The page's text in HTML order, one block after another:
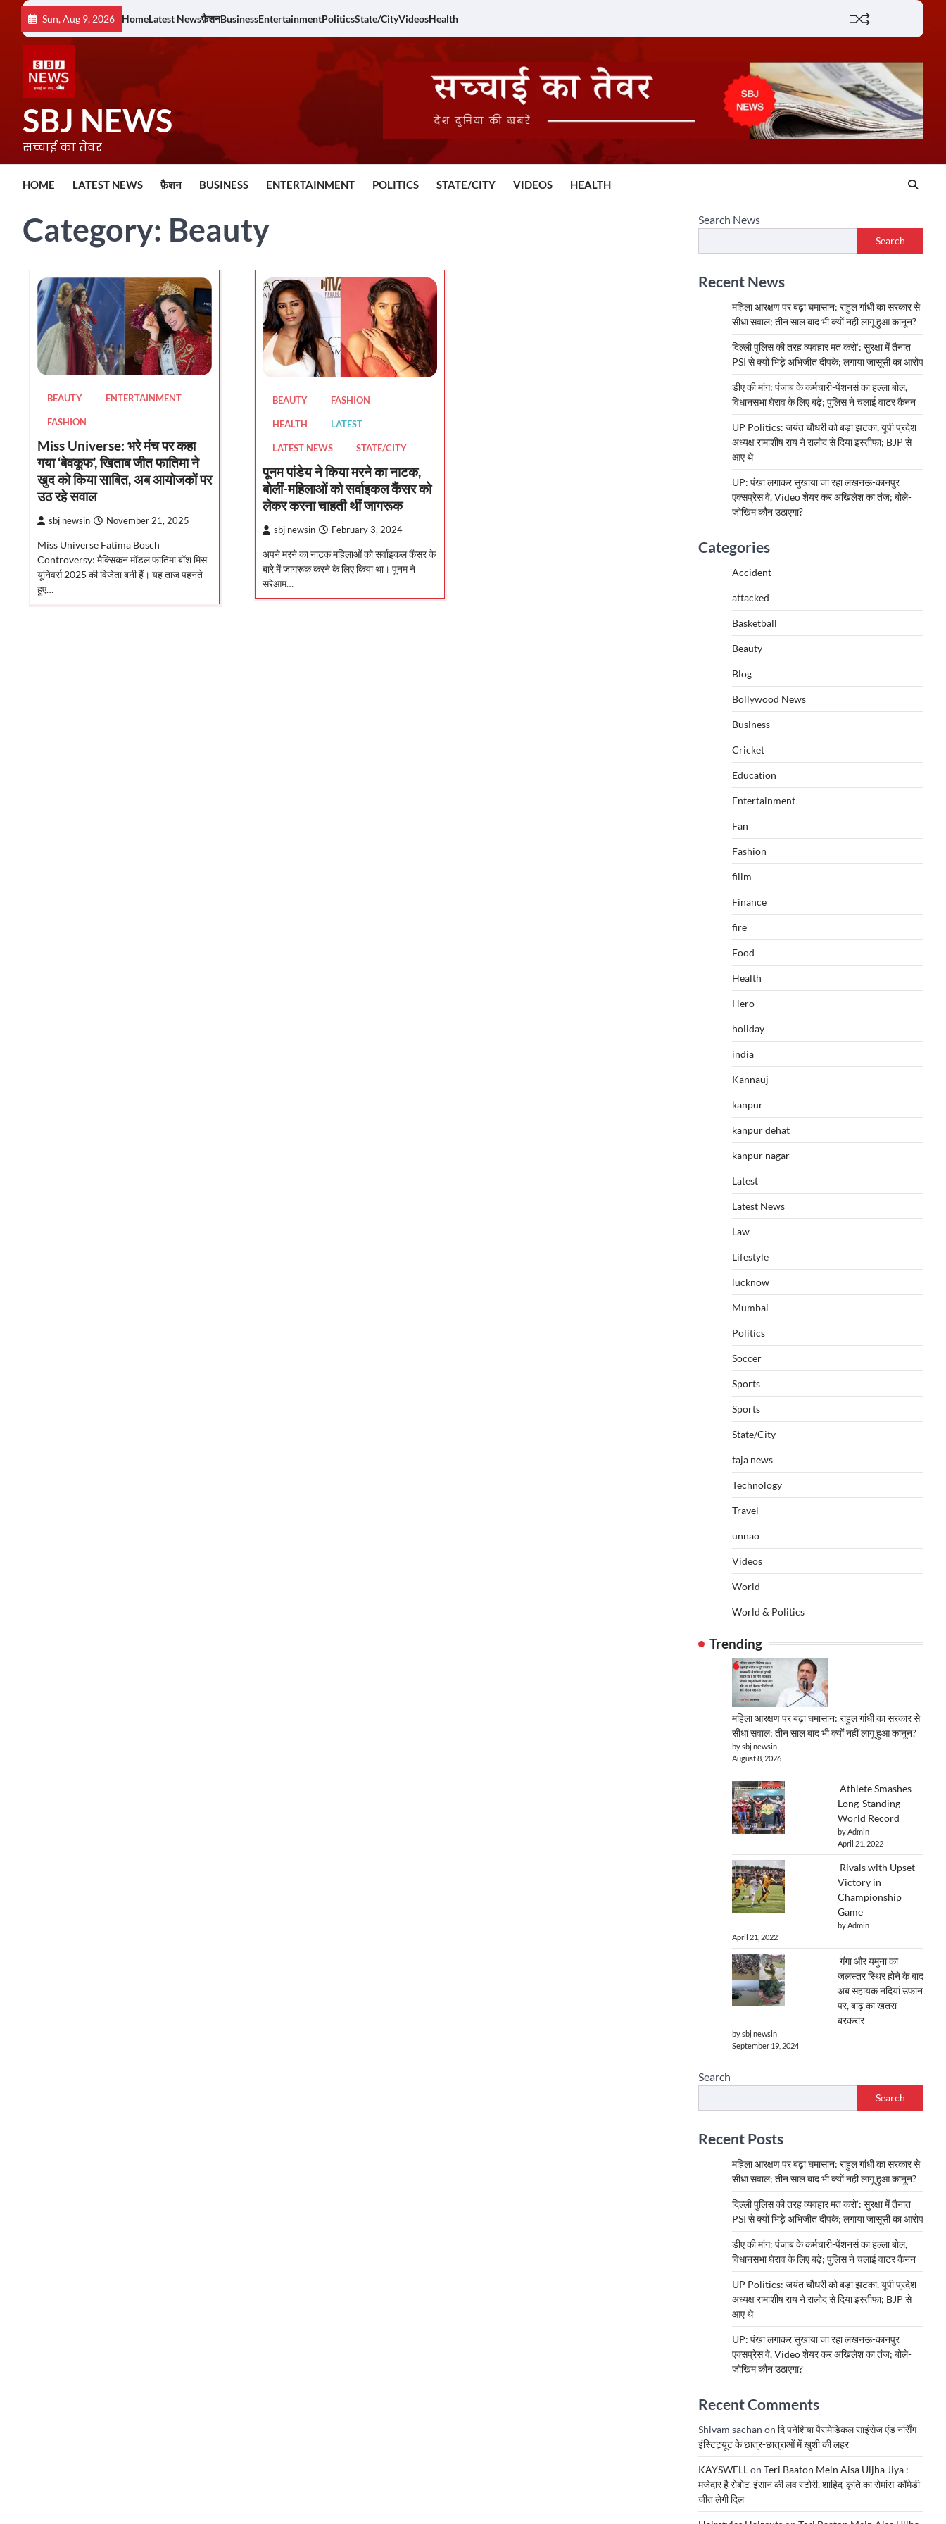
content
Sun, Aug 9, 2026 HomeLatest Newsफ़ैशनBusinessEntertainmentPoliticsState/CityVideosHealth
SBJ NEWS
सच्चाई का तेवर
HOME LATEST NEWS फ़ैशन BUSINESS ENTERTAINMENT POLITICS STATE/CITY VIDEOS HEALTH
Category: Beauty
BEAUTY ENTERTAINMENT
FASHION
Miss Universe: भरे मंच पर कहा
गया ‘बेवकूफ’, खिताब जीत फातिमा ने
खुद को किया साबित, अब आयोजकों पर
उठ रहे सवाल
sbj newsin November 21, 2025
Miss Universe Fatima Bosch
Controversy: मैक्सिकन मॉडल फातिमा बॉश मिस
यूनिवर्स 2025 की विजेता बनी हैं। यह ताज पहनते
हुए…
BEAUTY FASHION
HEALTH LATEST
LATEST NEWS STATE/CITY
पूनम पांडेय ने किया मरने का नाटक,
बोलीं-महिलाओं को सर्वाइकल कैंसर को
लेकर करना चाहती थीं जागरूक
sbj newsin February 3, 2024
अपने मरने का नाटक महिलाओं को सर्वाइकल कैंसर के
बारे में जागरूक करने के लिए किया था। पूनम ने
सरेआम…
Search News
Search
Recent News
महिला आरक्षण पर बढ़ा घमासान: राहुल गांधी का सरकार से
सीधा सवाल; तीन साल बाद भी क्यों नहीं लागू हुआ कानून?
दिल्ली पुलिस की तरह व्यवहार मत करो’: सुरक्षा में तैनात
PSI से क्यों भिड़े अभिजीत दीपके; लगाया जासूसी का आरोप
डीए की मांग: पंजाब के कर्मचारी-पेंशनर्स का हल्ला बोल,
विधानसभा घेराव के लिए बढ़े; पुलिस ने चलाई वाटर कैनन
UP Politics: जयंत चौधरी को बड़ा झटका, यूपी प्रदेश
अध्यक्ष रामाशीष राय ने रालोद से दिया इस्तीफा; BJP से
आए थे
UP: पंखा लगाकर सुखाया जा रहा लखनऊ-कानपुर
एक्सप्रेस वे, Video शेयर कर अखिलेश का तंज; बोले-
जोखिम कौन उठाएगा?
Categories
Accident
attacked
Basketball
Beauty
Blog
Bollywood News
Business
Cricket
Education
Entertainment
Fan
Fashion
fillm
Finance
fire
Food
Health
Hero
holiday
india
Kannauj
kanpur
kanpur dehat
kanpur nagar
Latest
Latest News
Law
Lifestyle
lucknow
Mumbai
Politics
Soccer
Sports
Sports
State/City
taja news
Technology
Travel
unnao
Videos
World
World & Politics
Trending
महिला आरक्षण पर बढ़ा घमासान: राहुल गांधी का सरकार से
सीधा सवाल; तीन साल बाद भी क्यों नहीं लागू हुआ कानून?
by sbj newsin
August 8, 2026
Athlete Smashes
Long-Standing
World Record
by Admin
April 21, 2022
Rivals with Upset
Victory in
Championship
Game
by Admin
April 21, 2022
गंगा और यमुना का
जलस्तर स्थिर होने के बाद
अब सहायक नदियां उफान
पर, बाढ़ का खतरा
बरकरार
by sbj newsin
September 19, 2024
Search
Search
Recent Posts
महिला आरक्षण पर बढ़ा घमासान: राहुल गांधी का सरकार से
सीधा सवाल; तीन साल बाद भी क्यों नहीं लागू हुआ कानून?
दिल्ली पुलिस की तरह व्यवहार मत करो’: सुरक्षा में तैनात
PSI से क्यों भिड़े अभिजीत दीपके; लगाया जासूसी का आरोप
डीए की मांग: पंजाब के कर्मचारी-पेंशनर्स का हल्ला बोल,
विधानसभा घेराव के लिए बढ़े; पुलिस ने चलाई वाटर कैनन
UP Politics: जयंत चौधरी को बड़ा झटका, यूपी प्रदेश
अध्यक्ष रामाशीष राय ने रालोद से दिया इस्तीफा; BJP से
आए थे
UP: पंखा लगाकर सुखाया जा रहा लखनऊ-कानपुर
एक्सप्रेस वे, Video शेयर कर अखिलेश का तंज; बोले-
जोखिम कौन उठाएगा?
Recent Comments
Shivam sachan on दि पनेशिया पैरामेडिकल साइंसेज एंड नर्सिंग
इंस्टिट्यूट के छात्र-छात्राओं में खुशी की लहर
KAYSWELLon Teri Baaton Mein Aisa Uljha Jiya :
मजेदार है रोबोट-इंसान की लव स्टोरी, शाहिद-कृति का रोमांस-कॉमेडी
जीत लेगी दिल